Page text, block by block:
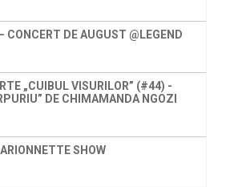
CONCERT DE AUGUST @LEGEND
„CUIBUL VISURILOR” (#44) -
DE CHIMAMANDA NGOZI
SHOW